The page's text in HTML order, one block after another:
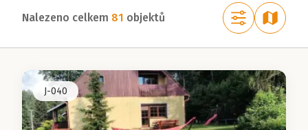
Nalezeno celkem 81 objektů
J-040